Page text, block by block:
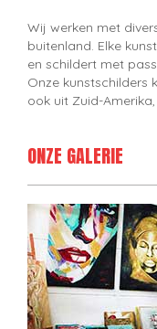
Wij werken met
buitenland. Elke
en schildert met
Onze kunstschilders
ook uit Zuid-
ONZE GALERIE